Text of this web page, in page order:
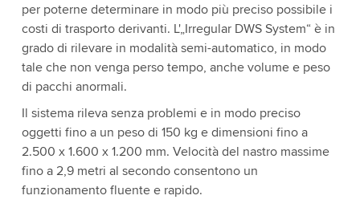
per poterne determinare in modo più preciso possibile i
costi di trasporto derivanti. L'„Irregular DWS System“ è in
grado di rilevare in modalità semi-automatico, in modo
tale che non venga perso tempo, anche volume e peso
di pacchi anormali.
Il sistema rileva senza problemi e in modo preciso
oggetti fino a un peso di 150 kg e dimensioni fino a
2.500 x 1.600 x 1.200 mm. Velocità del nastro massime
fino a 2,9 metri al secondo consentono un
funzionamento fluente e rapido.